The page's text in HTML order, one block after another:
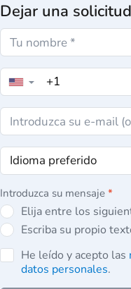
Dejar una
▼
Introduzca su mensaje *
Elija entre los
Escriba su propio
He leído y acepto las
datos personales.